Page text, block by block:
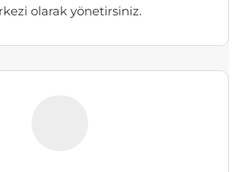
olarak yönetirsiniz.